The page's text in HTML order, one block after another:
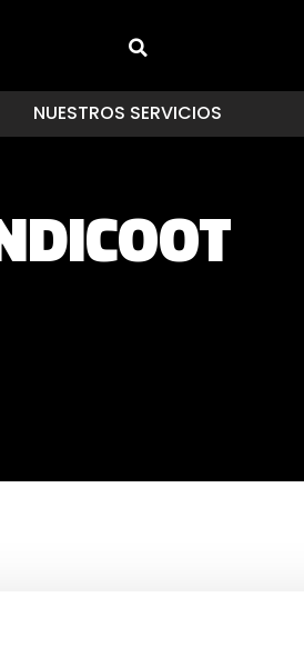
NUESTROS SERVICIOS